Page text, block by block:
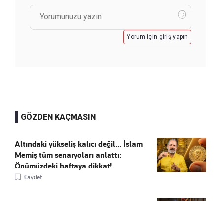
Yorum için giriş yapın
GÖZDEN KAÇMASIN
Altındaki yükseliş kalıcı değil... İslam
Memiş tüm senaryoları anlattı:
Önümüzdeki haftaya dikkat!
Kaydet